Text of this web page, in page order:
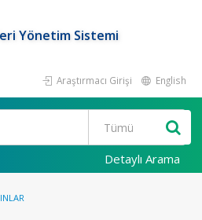
Yönetim Sistemi
Araştırmacı Girişi English
Detaylı Arama